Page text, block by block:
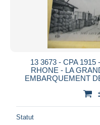
13 3673 - CPA
RHONE - LA
EMBARQUEMENT
Statut